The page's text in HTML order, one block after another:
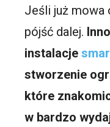
Jeśli już mowa
pójść dalej.
instalacje
stworzenie
które
w bardzo